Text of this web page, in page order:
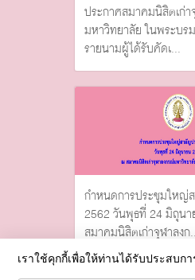
ประกาศสมาคมนิสิตเก่
มหาวิทยาลัย ในพระบร
รายนามผู้ได้รับคัดเ...
กำหนดการประชุมใหญ่
2562 วันพุธที่ 24 มิถุน
สมาคมนิสิตเก่าจุฬาลงก
เราใช้คุกกี้เพื่อให้ท่านได้รับประสบ